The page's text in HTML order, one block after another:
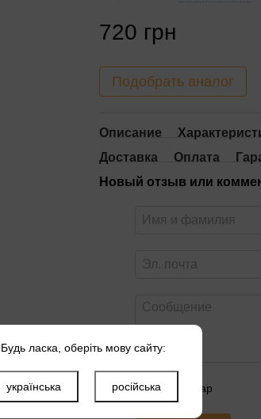
720 грн
Подобрать аналог
Описание
Доставка
Оплата
Новый отзыв или
Оцените товар
Будь ласка, оберіть мову сайту:
українська російська